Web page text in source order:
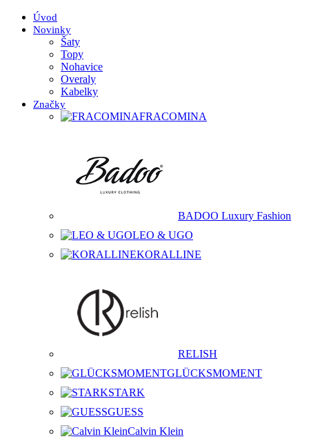
Úvod
Novinky
Šaty
Topy
Nohavice
Overaly
Kabelky
Značky
FRACOMINA
BADOO Luxury Fashion
LEO & UGO
KORALLINE
RELISH
GLÜCKSMOMENT
STARK
GUESS
Calvin Klein